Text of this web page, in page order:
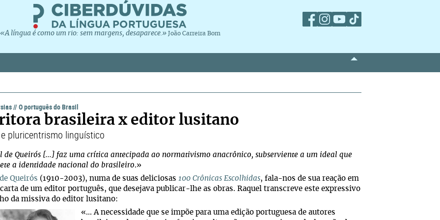
«A língua é como um rio: sem margens, desaparece.» João Carreira Bom
//O português do Brasil
brasileira x editor lusitano
pluricentrismo linguístico
de Queirós [...] faz uma crítica antecipada ao normativismo anacrônico, subserviente a um ideal que
a identidade nacional do brasileiro.»
Queirós (1910-2003), numa de suas deliciosas 100 Crônicas Escolhidas, fala-nos de sua reação em
de um editor português, que desejava publicar-lhe as obras. Raquel transcreve este expressivo
da missiva do editor lusitano:
«... A necessidade que se impõe para uma edição portuguesa de autores